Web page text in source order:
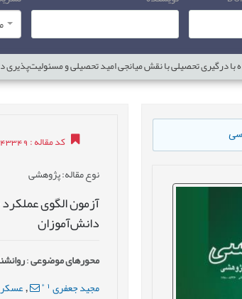
با درگیری تحصیلی با نقش میانجی امید تحصیلی و
کد مقاله: 1402043143349
نوع مقاله: پژوهشی
آزمون الگوی
دانش‌‌آموزان
محورهای موضوعی:
مجید جعفری 1
*
,